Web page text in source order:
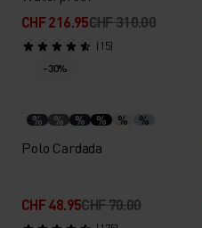
CHF 216.95CHF 310.00
(15)
-30%
% % % % % %
Polo Cardada
CHF 48.95CHF 70.00